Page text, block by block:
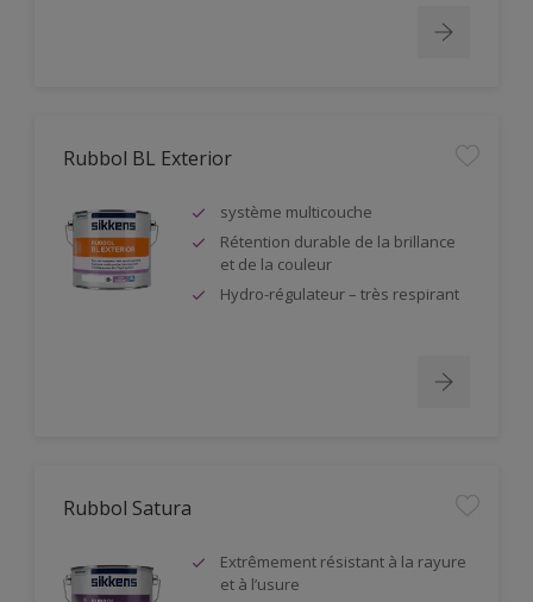
Rubbol BL Exterior
système multicouche
Rétention durable de la brillance
et de la couleur
Hydro-régulateur – très respirant
Rubbol Satura
Extrêmement résistant à la rayure
et à l’usure